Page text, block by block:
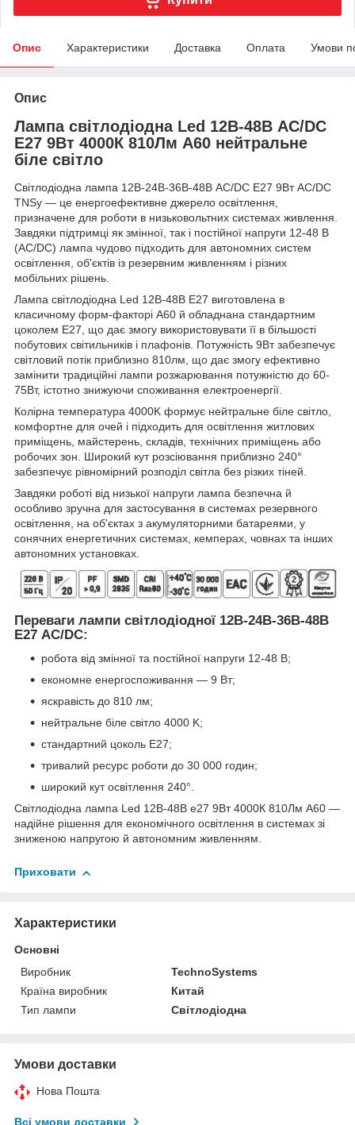
Опис Характеристики Доставка Оплата Умови
Опис
Лампа світлодіодна Led 12В-48В AC/DC
Е27 9Вт 4000К 810Лм А60 нейтральне
біле світло
Світлодіодна лампа 12В-24В-36В-48В AC/DC Е27 9Вт AC/DC
TNSy — це енергоефективне джерело освітлення,
призначене для роботи в низьковольтних системах живлення.
Завдяки підтримці як змінної, так і постійної напруги 12-48 В
(AC/DC) лампа чудово підходить для автономних систем
освітлення, об'єктів із резервним живленням і різних
мобільних рішень.
Лампа світлодіодна Led 12В-48В Е27 виготовлена в
класичному форм-факторі A60 й обладнана стандартним
цоколем E27, що дає змогу використовувати її в більшості
побутових світильників і плафонів. Потужність 9Вт забезпечує
світловий потік приблизно 810лм, що дає змогу ефективно
замінити традиційні лампи розжарювання потужністю до 60-
75Вт, істотно знижуючи споживання електроенергії.
Колірна температура 4000K формує нейтральне біле світло,
комфортне для очей і підходить для освітлення житлових
приміщень, майстерень, складів, технічних приміщень або
робочих зон. Широкий кут розсіювання приблизно 240°
забезпечує рівномірний розподіл світла без різких тіней.
Завдяки роботі від низької напруги лампа безпечна й
особливо зручна для застосування в системах резервного
освітлення, на об'єктах з акумуляторними батареями, у
сонячних енергетичних системах, кемперах, човнах та інших
автономних установках.
Переваги лампи світлодіодної 12В-24В-36В-48В
Е27 AC/DC:
робота від змінної та постійної напруги 12-48 В;
економне енергоспоживання — 9 Вт;
яскравість до 810 лм;
нейтральне біле світло 4000 K;
стандартний цоколь E27;
тривалий ресурс роботи до 30 000 годин;
широкий кут освітлення 240°.
Світлодіодна лампа Led 12В-48В e27 9Вт 4000К 810Лм А60 —
надійне рішення для економічного освітлення в системах зі
зниженою напругою й автономним живленням.
Приховати
Характеристики
Основні
Виробник
TechnoSystems
Країна виробник
Китай
Тип лампи
Світлодіодна
Умови доставки
Нова Пошта
Всі умови доставки